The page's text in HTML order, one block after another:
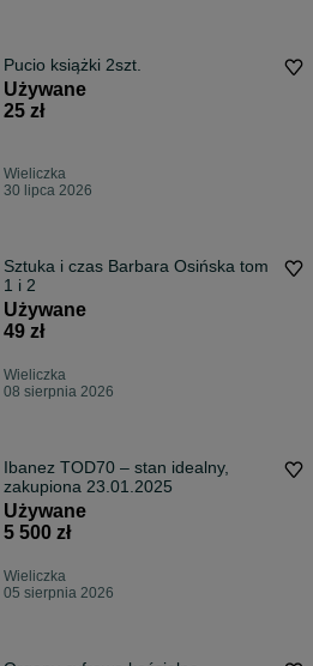
Pucio książki 2szt.
Używane
25 zł
Wieliczka
30 lipca 2026
Sztuka i czas Barbara Osińska tom
1 i 2
Używane
49 zł
Wieliczka
08 sierpnia 2026
Ibanez TOD70 – stan idealny,
zakupiona 23.01.2025
Używane
5 500 zł
Wieliczka
05 sierpnia 2026